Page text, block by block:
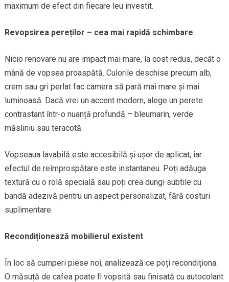
maximum de efect din fiecare leu investit.
Revopsirea pereților – cea mai rapidă schimbare
Nicio renovare nu are impact mai mare, la cost redus, decât o
mână de vopsea proaspătă. Culorile deschise precum alb,
crem sau gri perlat fac camera să pară mai mare și mai
luminoasă. Dacă vrei un accent modern, alege un perete
contrastant într-o nuanță profundă – bleumarin, verde
măsliniu sau teracotă.
Vopseaua lavabilă este accesibilă și ușor de aplicat, iar
efectul de reîmprospătare este instantaneu. Poți adăuga
textură cu o rolă specială sau poți crea dungi subtile cu
bandă adezivă pentru un aspect personalizat, fără costuri
suplimentare.
Recondiționează mobilierul existent
În loc să cumperi piese noi, analizează ce poți recondiționa.
O măsuță de cafea poate fi vopsită sau finisată cu autocolant